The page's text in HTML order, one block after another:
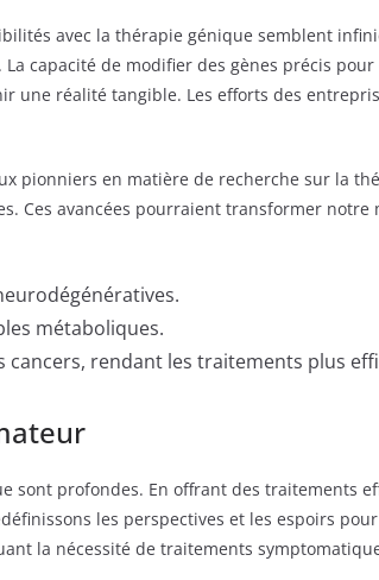
avec la thérapie génique semblent
capacité de modifier des gènes précis
une réalité tangible. Les efforts des
pionniers en matière de recherche sur la
Ces avancées pourraient transformer notre
métaboliques.
cancers, rendant les traitements plus
sont profondes. En offrant des traitements
les perspectives et les espoirs
la nécessité de traitements